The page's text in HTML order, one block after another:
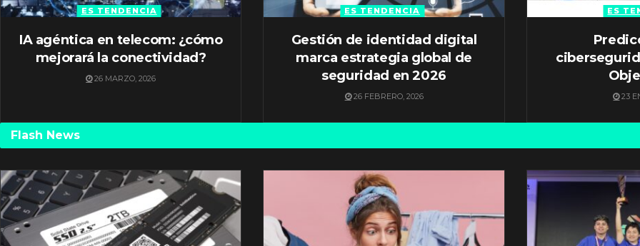
ES TENDENCIA
IA agéntica en telecom: ¿cómo
mejorará la conectividad?
26 MARZO, 2026
ES TENDENCIA
Gestión de identidad digital
marca estrategia global de
seguridad en 2026
26 FEBRERO, 2026
ES
23
Flash News